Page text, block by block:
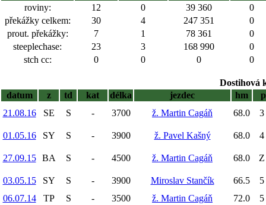
roviny:
12 0 39 360
0
překážky celkem:
30 4 247 351
0
prout. překážky:
7 1 78 361
0
steeplechase:
23 3 168 990
0
stch cc:
0 0 0 0
Dostihová
datum
z td kat délka jezdec hm
21.08.16
SE S - 3700 ž. Martin Cagáň 68.0 3
01.05.16 SY S - 3900 ž. Pavel Kašný 68.0 4
27.09.15 BA S - 4500 ž. Martin Cagáň 68.0
03.05.15 SY S - 3900 Miroslav Stančík 66.5
06.07.14
TP S - 3500 ž. Martin Cagáň 72.0